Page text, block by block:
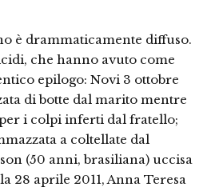
è drammaticamente diffuso.
che hanno avuto come
epilogo: Novi 3 ottobre
di botte dal marito mentre
i colpi inferti dal fratello;
a coltellate dal
(50 anni, brasiliana) uccisa
28 aprile 2011, Anna Teresa